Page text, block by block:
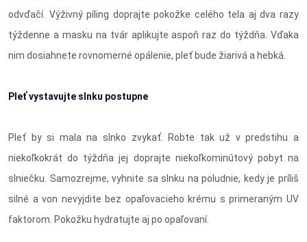
odvďačí. Výživný píling doprajte pokožke celého tela aj dva razy
týždenne a masku na tvár aplikujte aspoň raz do týždňa. Vďaka
nim dosiahnete rovnomerné opálenie, pleť bude žiarivá a hebká.
Pleť vystavujte slnku postupne
Pleť by si mala na slnko zvykať. Robte tak už v predstihu a
niekoľkokrát do týždňa jej doprajte niekoľkominútový pobyt na
slniečku. Samozrejme, vyhnite sa slnku na poludnie, kedy je príliš
silné a von nevyjdite bez opaľovacieho krému s primeraným UV
faktorom. Pokožku hydratujte aj po opaľovaní.